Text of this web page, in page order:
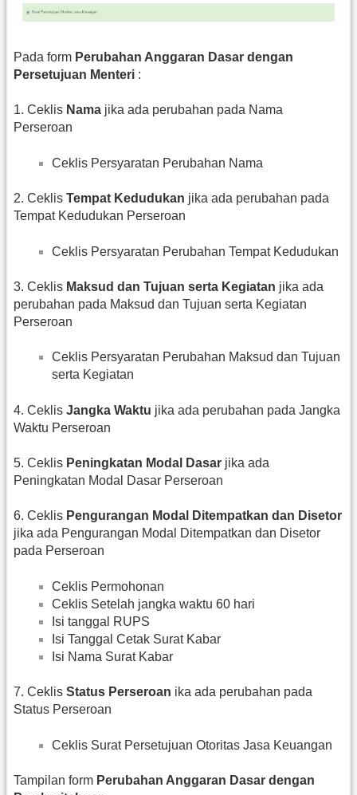
Pada form Perubahan Anggaran Dasar dengan
Persetujuan Menteri :
1. Ceklis Nama jika ada perubahan pada Nama
Perseroan
Ceklis Persyaratan Perubahan Nama
2. Ceklis Tempat Kedudukan jika ada perubahan pada
Tempat Kedudukan Perseroan
Ceklis Persyaratan Perubahan Tempat Kedudukan
3. Ceklis Maksud dan Tujuan serta Kegiatan jika ada
perubahan pada Maksud dan Tujuan serta Kegiatan
Perseroan
Ceklis Persyaratan Perubahan Maksud dan Tujuan
serta Kegiatan
4. Ceklis Jangka Waktu jika ada perubahan pada Jangka
Waktu Perseroan
5. Ceklis Peningkatan Modal Dasar jika ada
Peningkatan Modal Dasar Perseroan
6. Ceklis Pengurangan Modal Ditempatkan dan Disetor
jika ada Pengurangan Modal Ditempatkan dan Disetor
pada Perseroan
Ceklis Permohonan
Ceklis Setelah jangka waktu 60 hari
Isi tanggal RUPS
Isi Tanggal Cetak Surat Kabar
Isi Nama Surat Kabar
7. Ceklis Status Perseroan ika ada perubahan pada
Status Perseroan
Ceklis Surat Persetujuan Otoritas Jasa Keuangan
Tampilan form Perubahan Anggaran Dasar dengan